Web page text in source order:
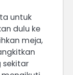
untuk
dulu ke
meja,
sekitar